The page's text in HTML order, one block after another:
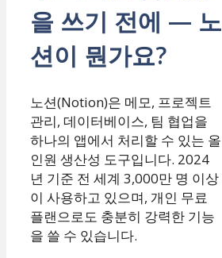
을 쓰기 전에 — 노
션이 뭔가요?
노션(Notion)은 메모, 프로젝트
관리, 데이터베이스, 팀 협업을
하나의 앱에서 처리할 수 있는 올
인원 생산성 도구입니다. 2024
년 기준 전 세계 3,000만 명 이상
이 사용하고 있으며, 개인 무료
플랜으로도 충분히 강력한 기능
을 쓸 수 있습니다.